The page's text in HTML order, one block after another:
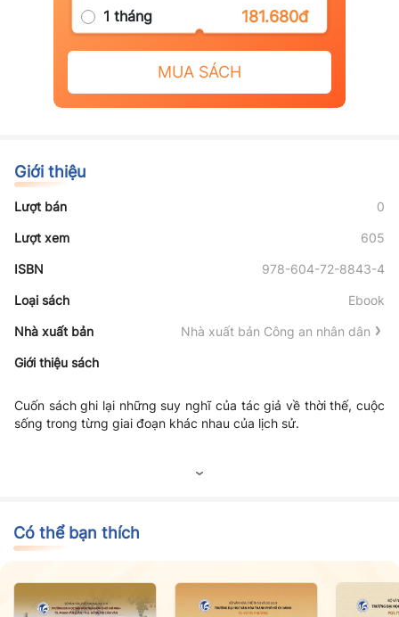
1 tháng 181.680đ
MUA SÁCH
Giới thiệu
Lượt bán 0
Lượt xem 605
ISBN 978-604-72-8843-4
Loại sách Ebook
Nhà xuất bản Nhà xuất bản Công an nhân dân
Giới thiệu sách
Cuốn sách ghi lại những suy nghĩ của tác giả về thời thế, cuộc
sống trong từng giai đoạn khác nhau của lịch sử.
Có thể bạn thích